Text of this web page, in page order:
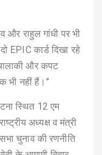
और राहुल गांधी पर भी
EPIC कार्ड दिखा रहे
और कपट
भी नहीं हैं।”
स्थित 12 एम
अध्यक्ष व मंत्री
चुनाव की रणनीति